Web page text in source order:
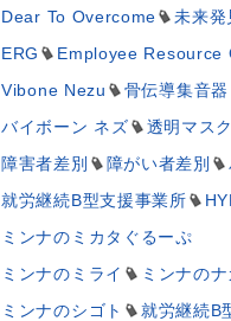
Dear To Overcome
未来発
ERG
Employee Resource
Vibone Nezu
骨伝導集音器
バイボーン ネズ
透明マスク
障害者差別
障がい者差別
就労継続B型支援事業所
ミンナのミカタぐるーぷ
ミンナのミライ
ミンナのナ
ミンナのシゴト
就労継続B